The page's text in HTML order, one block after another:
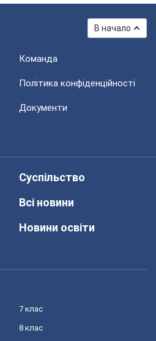
В начало
Команда
Політика конфіденційності
Документи
Суспільство
Всі новини
Новини освіти
7 клас
8 клас